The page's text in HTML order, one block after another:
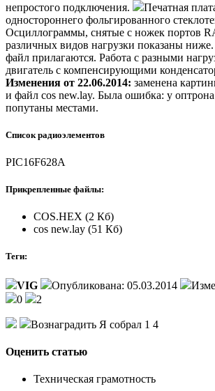
непростого подключения.
Печатная
одностороннего фольгированного
Осциллограммы, снятые с ножек портов
различных видов нагрузки показаны
файл прилагаются. Работа с разными
двигатель с компенсирующими
Изменения от 22.06.2014: заменена
и файл сos new.lay. Была ошибка: у
попутаны местами.
Список радиоэлементов
PIC16F628A
Прикрепленные файлы:
COS.HEX (2 Кб)
cos new.lay (51 Кб)
Теги:
VIG Опубликована: 05.03.2014
0
2
Вознаградить Я собрал 1 4
Оценить статью
Техническая грамотность